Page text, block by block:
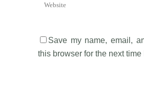
Save my name, email,
this browser for the next time